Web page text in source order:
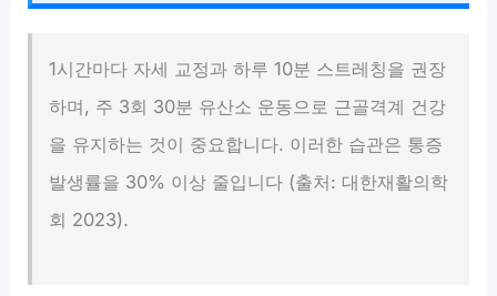
1시간마다 자세 교정과 하루 10분 스트레칭을 권장
하며, 주 3회 30분 유산소 운동으로 근골격계 건강
을 유지하는 것이 중요합니다. 이러한 습관은 통증
발생률을 30% 이상 줄입니다 (출처: 대한재활의학
회 2023).